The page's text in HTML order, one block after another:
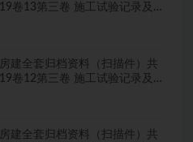
19卷13第三卷 施工试验记录及
房建全套归档资料（扫描件）共
19卷12第三卷 施工试验记录及
房建全套归档资料（扫描件）共